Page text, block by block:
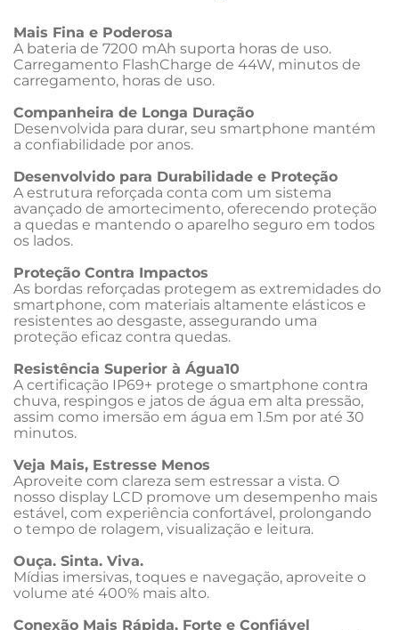
Mais Fina e Poderosa
A bateria de 7200 mAh suporta horas de uso.
Carregamento FlashCharge de 44W, minutos de
carregamento, horas de uso.
Companheira de Longa Duração
Desenvolvida para durar, seu smartphone mantém
a confiabilidade por anos.
Desenvolvido para Durabilidade e Proteção
A estrutura reforçada conta com um sistema
avançado de amortecimento, oferecendo proteção
a quedas e mantendo o aparelho seguro em todos
os lados.
Proteção Contra Impactos
As bordas reforçadas protegem as extremidades do
smartphone, com materiais altamente elásticos e
resistentes ao desgaste, assegurando uma
proteção eficaz contra quedas.
Resistência Superior à Água10
A certificação IP69+ protege o smartphone contra
chuva, respingos e jatos de água em alta pressão,
assim como imersão em água em 1.5m por até 30
minutos.
Veja Mais, Estresse Menos
Aproveite com clareza sem estressar a vista. O
nosso display LCD promove um desempenho mais
estável, com experiência confortável, prolongando
o tempo de rolagem, visualização e leitura.
Ouça. Sinta. Viva.
Mídias imersivas, toques e navegação, aproveite o
volume até 400% mais alto.
Conexão Mais Rápida, Forte e Confiável